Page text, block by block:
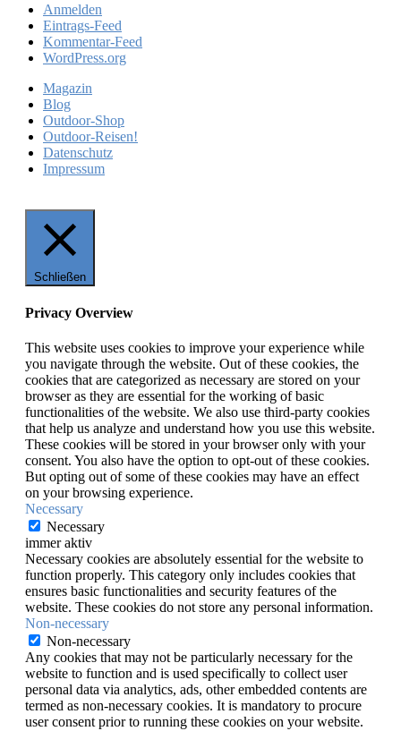
Anmelden
Eintrags-Feed
Kommentar-Feed
WordPress.org
Magazin
Blog
Outdoor-Shop
Outdoor-Reisen!
Datenschutz
Impressum
Schließen
Privacy Overview
This website uses cookies to improve your experience while
you navigate through the website. Out of these cookies, the
cookies that are categorized as necessary are stored on your
browser as they are essential for the working of basic
functionalities of the website. We also use third-party cookies
that help us analyze and understand how you use this website.
These cookies will be stored in your browser only with your
consent. You also have the option to opt-out of these cookies.
But opting out of some of these cookies may have an effect
on your browsing experience.
Necessary
Necessary
immer aktiv
Necessary cookies are absolutely essential for the website to
function properly. This category only includes cookies that
ensures basic functionalities and security features of the
website. These cookies do not store any personal information.
Non-necessary
Non-necessary
Any cookies that may not be particularly necessary for the
website to function and is used specifically to collect user
personal data via analytics, ads, other embedded contents are
termed as non-necessary cookies. It is mandatory to procure
user consent prior to running these cookies on your website.